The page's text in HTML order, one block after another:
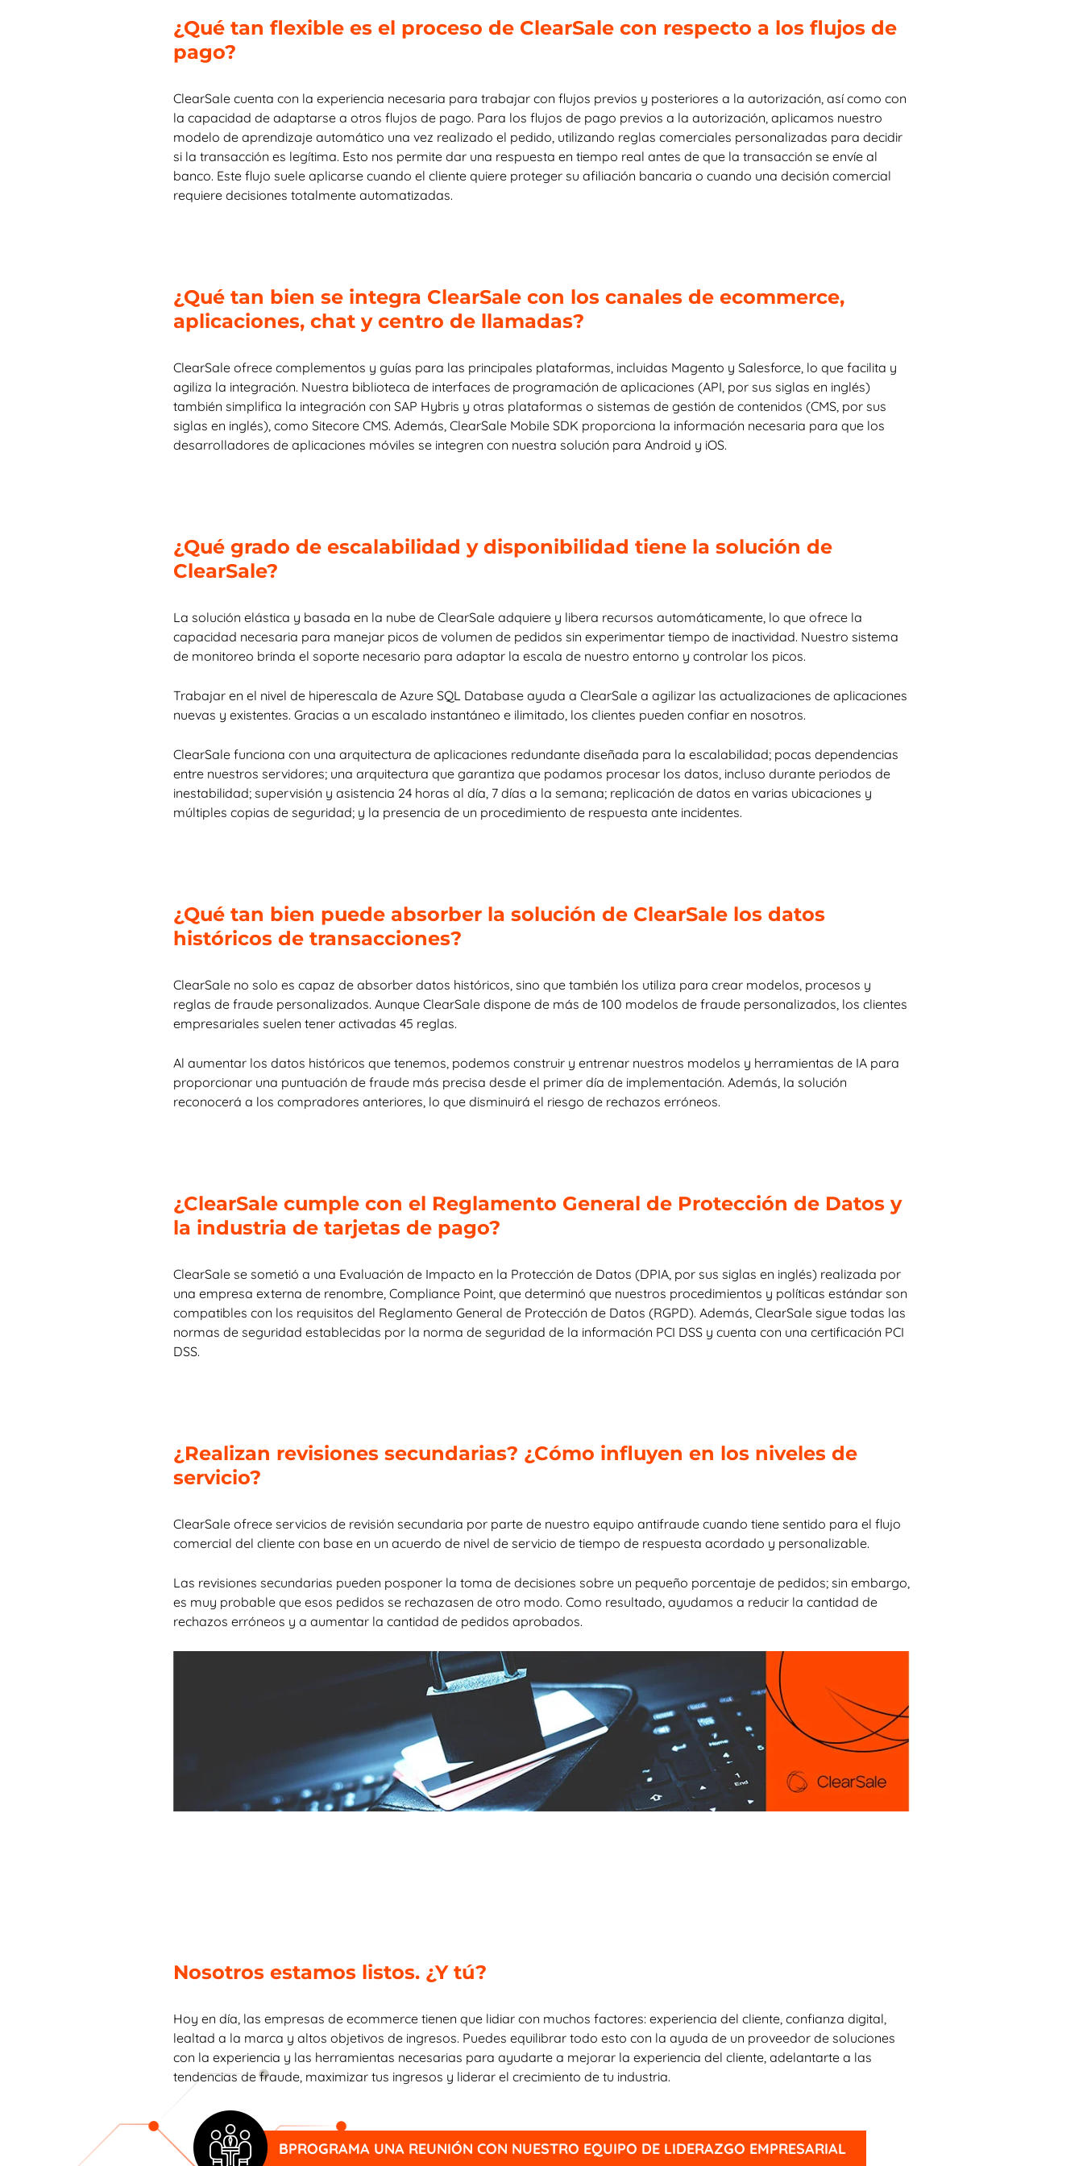
Capítulo 8: Cómo ayuda ClearSale
¿Qué tan flexible es el proceso de ClearSale con respecto a los flujos de
pago?
ClearSale cuenta con la experiencia necesaria para trabajar con flujos previos y posteriores a la autorización, así como con
la capacidad de adaptarse a otros flujos de pago. Para los flujos de pago previos a la autorización, aplicamos nuestro
modelo de aprendizaje automático una vez realizado el pedido, utilizando reglas comerciales personalizadas para decidir
si la transacción es legítima. Esto nos permite dar una respuesta en tiempo real antes de que la transacción se envíe al
banco. Este flujo suele aplicarse cuando el cliente quiere proteger su afiliación bancaria o cuando una decisión comercial
requiere decisiones totalmente automatizadas.
¿Qué tan bien se integra ClearSale con los canales de ecommerce,
aplicaciones, chat y centro de llamadas?
ClearSale ofrece complementos y guías para las principales plataformas, incluidas Magento y Salesforce, lo que facilita y
agiliza la integración. Nuestra biblioteca de interfaces de programación de aplicaciones (API, por sus siglas en inglés)
también simplifica la integración con SAP Hybris y otras plataformas o sistemas de gestión de contenidos (CMS, por sus
siglas en inglés), como Sitecore CMS. Además, ClearSale Mobile SDK proporciona la información necesaria para que los
desarrolladores de aplicaciones móviles se integren con nuestra solución para Android y iOS.
¿Qué grado de escalabilidad y disponibilidad tiene la solución de
ClearSale?
La solución elástica y basada en la nube de ClearSale adquiere y libera recursos automáticamente, lo que ofrece la
capacidad necesaria para manejar picos de volumen de pedidos sin experimentar tiempo de inactividad. Nuestro sistema
de monitoreo brinda el soporte necesario para adaptar la escala de nuestro entorno y controlar los picos.
Trabajar en el nivel de hiperescala de Azure SQL Database ayuda a ClearSale a agilizar las actualizaciones de aplicaciones
nuevas y existentes. Gracias a un escalado instantáneo e ilimitado, los clientes pueden confiar en nosotros.
ClearSale funciona con una arquitectura de aplicaciones redundante diseñada para la escalabilidad; pocas dependencias
entre nuestros servidores; una arquitectura que garantiza que podamos procesar los datos, incluso durante periodos de
inestabilidad; supervisión y asistencia 24 horas al día, 7 días a la semana; replicación de datos en varias ubicaciones y
múltiples copias de seguridad; y la presencia de un procedimiento de respuesta ante incidentes.
¿Qué tan bien puede absorber la solución de ClearSale los datos
históricos de transacciones?
ClearSale no solo es capaz de absorber datos históricos, sino que también los utiliza para crear modelos, procesos y
reglas de fraude personalizados. Aunque ClearSale dispone de más de 100 modelos de fraude personalizados, los clientes
empresariales suelen tener activadas 45 reglas.
Al aumentar los datos históricos que tenemos, podemos construir y entrenar nuestros modelos y herramientas de IA para
proporcionar una puntuación de fraude más precisa desde el primer día de implementación. Además, la solución
reconocerá a los compradores anteriores, lo que disminuirá el riesgo de rechazos erróneos.
¿ClearSale cumple con el Reglamento General de Protección de Datos y
la industria de tarjetas de pago?
ClearSale se sometió a una Evaluación de Impacto en la Protección de Datos (DPIA, por sus siglas en inglés) realizada por
una empresa externa de renombre, Compliance Point, que determinó que nuestros procedimientos y políticas estándar son
compatibles con los requisitos del Reglamento General de Protección de Datos (RGPD). Además, ClearSale sigue todas las
normas de seguridad establecidas por la norma de seguridad de la información PCI DSS y cuenta con una certificación PCI
DSS.
¿Realizan revisiones secundarias? ¿Cómo influyen en los niveles de
servicio?
ClearSale ofrece servicios de revisión secundaria por parte de nuestro equipo antifraude cuando tiene sentido para el flujo
comercial del cliente con base en un acuerdo de nivel de servicio de tiempo de respuesta acordado y personalizable.
Las revisiones secundarias pueden posponer la toma de decisiones sobre un pequeño porcentaje de pedidos; sin embargo,
es muy probable que esos pedidos se rechazasen de otro modo. Como resultado, ayudamos a reducir la cantidad de
rechazos erróneos y a aumentar la cantidad de pedidos aprobados.
Nosotros estamos listos. ¿Y tú?
Hoy en día, las empresas de ecommerce tienen que lidiar con muchos factores: experiencia del cliente, confianza digital,
lealtad a la marca y altos objetivos de ingresos. Puedes equilibrar todo esto con la ayuda de un proveedor de soluciones
con la experiencia y las herramientas necesarias para ayudarte a mejorar la experiencia del cliente, adelantarte a las
tendencias de fraude, maximizar tus ingresos y liderar el crecimiento de tu industria.
BPROGRAMA UNA REUNIÓN CON NUESTRO EQUIPO DE LIDERAZGO EMPRESARIAL